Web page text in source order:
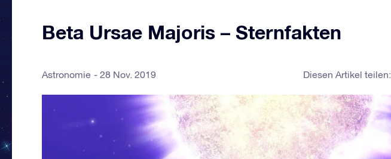
Beta Ursae Majoris – Sternfakten
Astronomie 28 Nov. 2019 Diesen Artikel teilen: